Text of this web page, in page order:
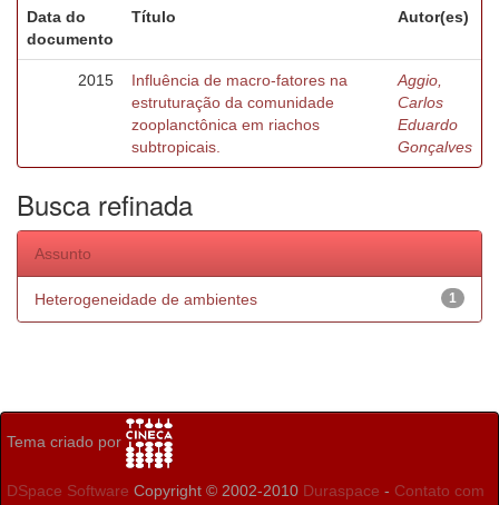
Data do
documento
Título Autor(es)
2015
Influência de macro-fatores na
estruturação da comunidade
zooplanctônica em riachos
subtropicais.
Aggio,
Carlos
Eduardo
Gonçalves
Busca refinada
Assunto
1
Heterogeneidade de ambientes
Tema criado por
DSpace Software Copyright © 2002-2010 Duraspace - Contato com